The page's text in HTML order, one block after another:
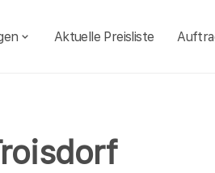
Aktuelle Preisliste